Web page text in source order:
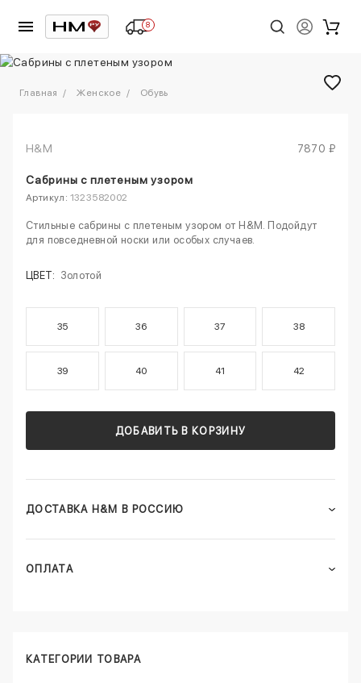
8
1/3
Главная Женское Обувь
H&M 7870 ₽
Сабрины с плетеным узором
Артикул: 1323582002
Стильные сабрины с плетеным узором от H&M. Подойдут
для повседневной носки или особых случаев.
ЦВЕТ: Золотой
35 36 37 38
39 40 41 42
ДОБАВИТЬ В КОРЗИНУ
ДОСТАВКА H&M В РОССИЮ
ОПЛАТА
КАТЕГОРИИ ТОВАРА